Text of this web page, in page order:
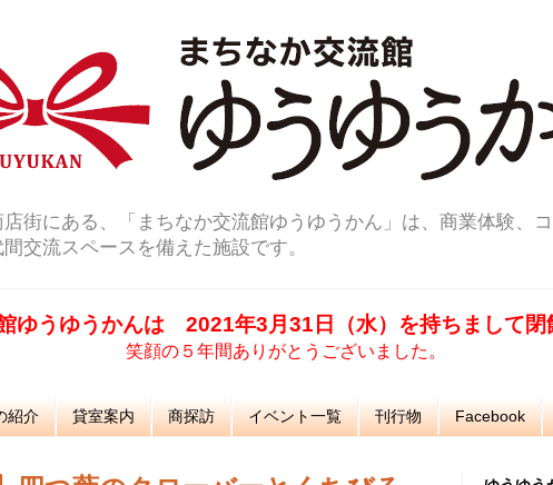
街にある、「まちなか交流館ゆうゆうかん」は、商業体験、コ
交流スペースを備えた施設です。
ゆうゆうかんは 2021年3月31日（水）を持ちまして閉
笑顔の５年間ありがとうございました。
紹介 貸室案内 商探訪 イベント一覧 刊行物 Facebook